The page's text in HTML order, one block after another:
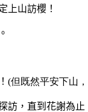
上山訪櫻！
(但既然平安下山
訪，直到花謝為止